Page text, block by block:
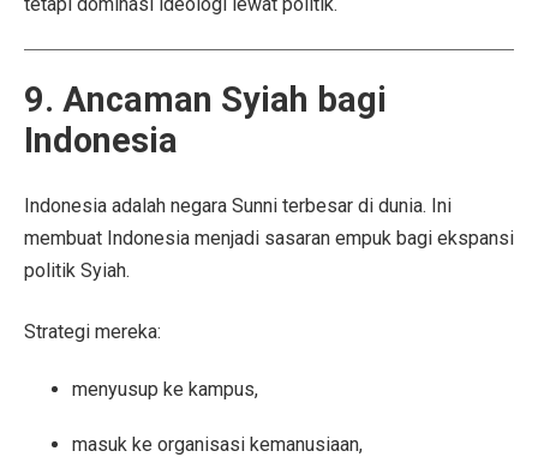
9. Ancaman Syiah bagi
Indonesia
Indonesia adalah negara Sunni terbesar di dunia. Ini
membuat Indonesia menjadi sasaran empuk bagi ekspansi
politik Syiah.
Strategi mereka:
menyusup ke kampus,
masuk ke organisasi kemanusiaan,